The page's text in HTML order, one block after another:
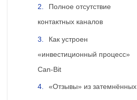
Полное отсутствие
контактных каналов
Как устроен
«инвестиционный процесс»
Can‑Bit
«Отзывы» из затемнённых